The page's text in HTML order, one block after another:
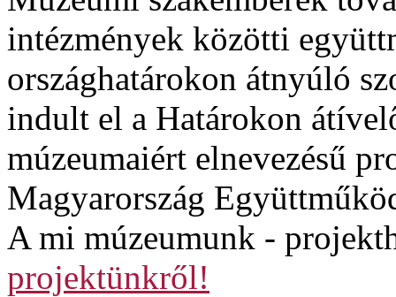
intézmények közötti
országhatárokon átnyúló
indult el a Határokon
múzeumaiért elnevezésű
Magyarország
A mi múzeumunk -
projektünkről!